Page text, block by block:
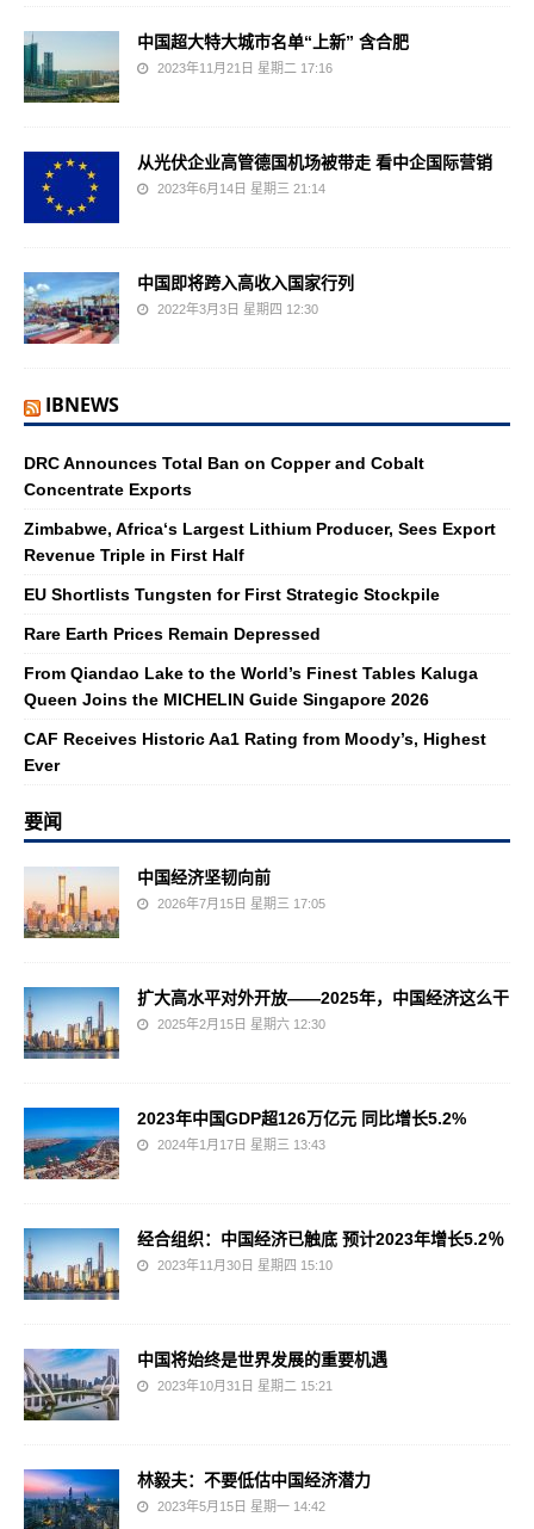
中国超大特大城市名单“上新” 含合肥
2023年11月21日 星期二 17:16
从光伏企业高管德国机场被带走 看中企国际营销
2023年6月14日 星期三 21:14
中国即将跨入高收入国家行列
2022年3月3日 星期四 12:30
IBNEWS
DRC Announces Total Ban on Copper and Cobalt
Concentrate Exports
Zimbabwe, Africa‘s Largest Lithium Producer, Sees Export
Revenue Triple in First Half
EU Shortlists Tungsten for First Strategic Stockpile
Rare Earth Prices Remain Depressed
From Qiandao Lake to the World’s Finest Tables Kaluga
Queen Joins the MICHELIN Guide Singapore 2026
CAF Receives Historic Aa1 Rating from Moody’s, Highest
Ever
要闻
中国经济坚韧向前
2026年7月15日 星期三 17:05
扩大高水平对外开放——2025年，中国经济这么干
2025年2月15日 星期六 12:30
2023年中国GDP超126万亿元 同比增长5.2%
2024年1月17日 星期三 13:43
经合组织：中国经济已触底 预计2023年增长5.2％
2023年11月30日 星期四 15:10
中国将始终是世界发展的重要机遇
2023年10月31日 星期二 15:21
林毅夫：不要低估中国经济潜力
2023年5月15日 星期一 14:42